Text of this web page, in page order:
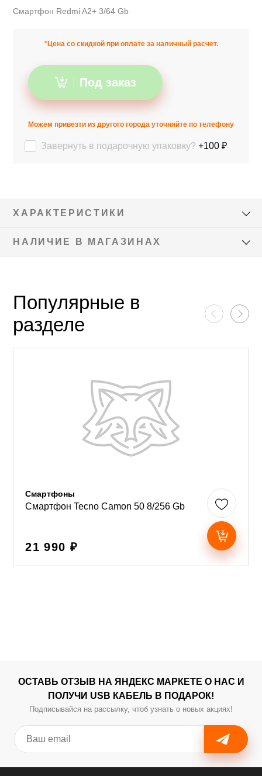
Смартфон Redmi A2+ 3/64 Gb
*Цена со скидкой при оплате за наличный расчет.
Под заказ
Можем привезти из другого города уточняйте по телефону
Завернуть в подарочную упаковку? +100 ₽
ХАРАКТЕРИСТИКИ
НАЛИЧИЕ В МАГАЗИНАХ
Популярные в
разделе
Смартфоны
Смартфон Tecno Camon 50 8/256 Gb
21 990 ₽
ОСТАВЬ ОТЗЫВ НА ЯНДЕКС МАРКЕТЕ О НАС И
ПОЛУЧИ USB КАБЕЛЬ В ПОДАРОК!
Подписывайся на рассылку, чтоб узнать о новых акциях!